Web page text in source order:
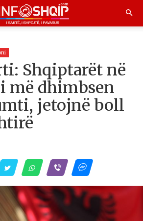
Shqiptarët në
më dhimbsen
jetojnë boll